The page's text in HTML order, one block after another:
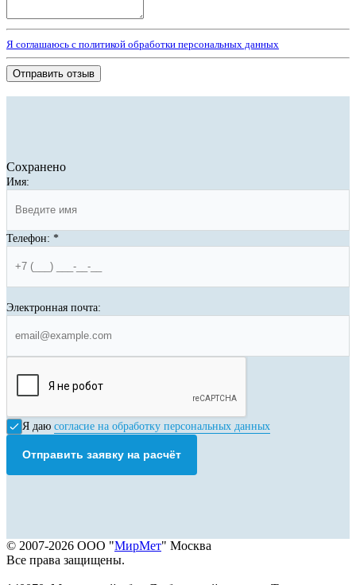
Я соглашаюсь с политикой обработки персональных данных
Отправить отзыв
Сохранено
Имя:
Телефон: *
Электронная почта:
Я даю согласие на обработку персональных данных
Отправить заявку на расчёт
© 2007-2026 ООО "МирМет" Москва
Все права защищены.